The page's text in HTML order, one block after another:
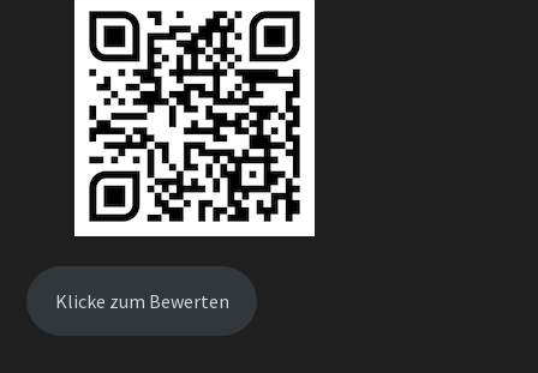
Klicke zum Bewerten